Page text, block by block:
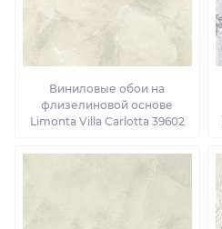
Виниловые обои на
флизелиновой основе
Limonta Villa Carlotta 39602